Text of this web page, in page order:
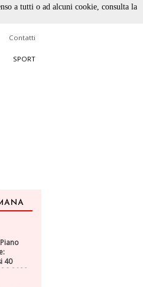
Contatti
SPORT
40
2028
a tutti o ad alcuni cookie, consulta la